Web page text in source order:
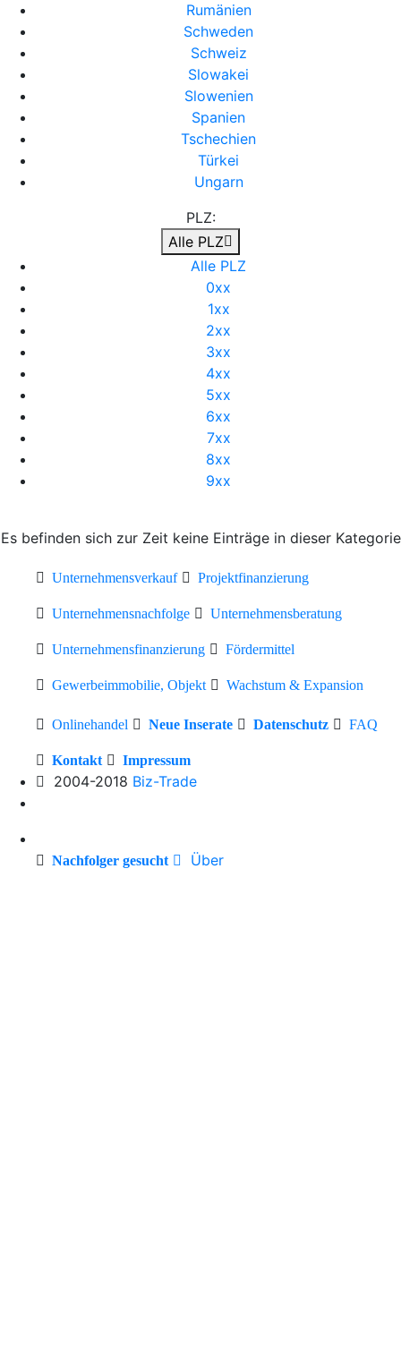
Rumänien
Schweden
Schweiz
Slowakei
Slowenien
Spanien
Tschechien
Türkei
Ungarn
PLZ:
Alle PLZ
Alle PLZ
0xx
1xx
2xx
3xx
4xx
5xx
6xx
7xx
8xx
9xx
Es befinden sich zur Zeit keine Einträge in dieser Kategorie
Unternehmensverkauf Projektfinanzierung
Unternehmensnachfolge Unternehmensberatung
Unternehmensfinanzierung Fördermittel
Gewerbeimmobilie, Objekt Wachstum & Expansion
Onlinehandel Neue Inserate Datenschutz FAQ
Kontakt Impressum
2004-2018 Biz-Trade
Nachfolger gesucht Über